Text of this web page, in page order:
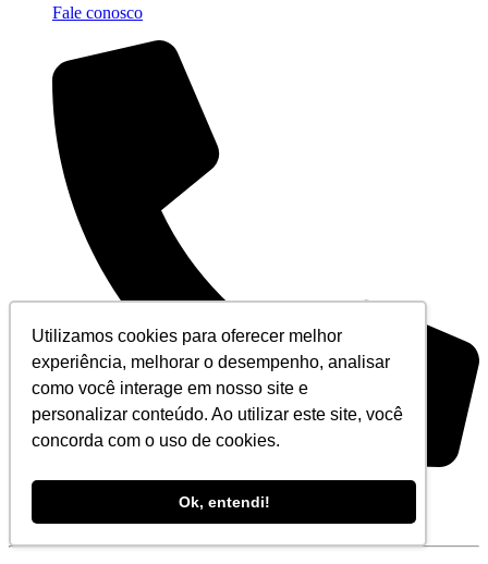
Utilizamos cookies para oferecer melhor
experiência, melhorar o desempenho, analisar
como você interage em nosso site e
personalizar conteúdo. Ao utilizar este site, você
concorda com o uso de cookies.
Ok, entendi!
Fale conosco
+55 (21) 3194-5555
De segunda à sexta-feira